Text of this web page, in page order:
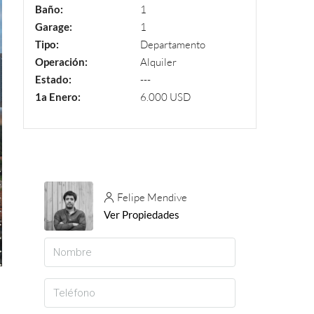
Baño: 1
Garage: 1
Tipo: Departamento
Operación: Alquiler
Estado: ---
1a Enero: 6.000 USD
Felipe Mendive
Ver Propiedades